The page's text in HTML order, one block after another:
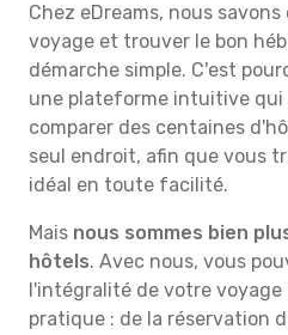
Chez eDreams, nous
voyage et trouver le bon
démarche simple. C'est
une plateforme intuitive qui
comparer des centaines
seul endroit, afin que vous
idéal en toute facilité.
Mais nous sommes bien
hôtels. Avec nous, vous
l'intégralité de votre voyage
pratique : de la réservation